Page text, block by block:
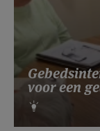
voor een